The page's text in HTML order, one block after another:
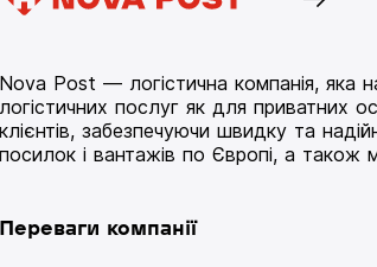
Nova Post — логістична компанія, яка
логістичних послуг як для приватних
клієнтів, забезпечуючи швидку та
посилок і вантажів по Європі, а також
Переваги компанії